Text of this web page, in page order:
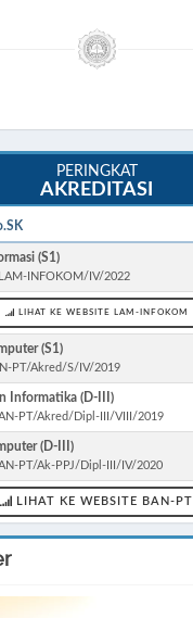
PERINGKAT
AKREDITASI
(S1)
INFOKOM/IV/2022
LIHAT KE WEBSITE LAM-INFOKOM
(S1)
PT/Akred/S/IV/2019
Informatika (D-III)
PT/Akred/Dipl-III/VIII/2019
(D-III)
PT/Ak-PPJ/Dipl-III/IV/2020
LIHAT KE WEBSITE BAN-PT